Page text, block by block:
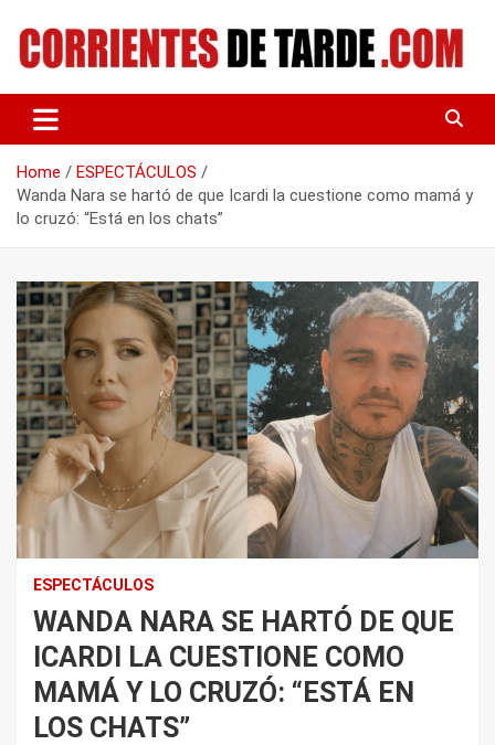
content
CORRIENTES DE TARDE
Home
ESPECTÁCULOS
Wanda Nara se hartó de que Icardi la cuestione como mamá y
lo cruzó: “Está en los chats”
ESPECTÁCULOS
WANDA NARA SE HARTÓ DE QUE
ICARDI LA CUESTIONE COMO
MAMÁ Y LO CRUZÓ: “ESTÁ EN
LOS CHATS”